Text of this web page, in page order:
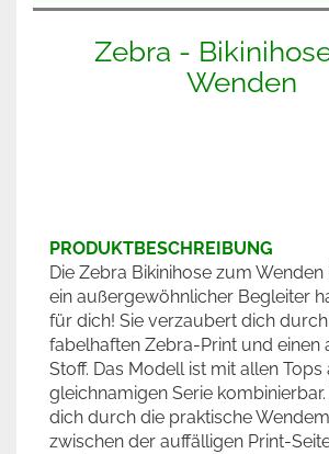
Zebra -
Wenden
PRODUKTBESCHREIBUNG
Die Zebra Bikinihose zum Wenden
ein außergewöhnlicher Begleiter
für dich! Sie verzaubert dich
fabelhaften Zebra-Print und einen
Stoff. Das Modell ist mit allen Tops
gleichnamigen Serie
dich durch die praktische
zwischen der auffälligen Print-